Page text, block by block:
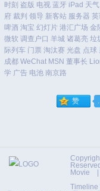
时刻 盗版 电视 蓝牙 iPad 天气
府 裁判 领导 新客站 服务器
啤酒 淘宝 幻灯片 港汇广场 金
微软 调查户口 羊城 诸葛亮 垃
际列车 门票 淘汰赛 光盘 点球
成都 WeChat MSN 董事长
学 广告 电池 南京路
Movie
Timeline